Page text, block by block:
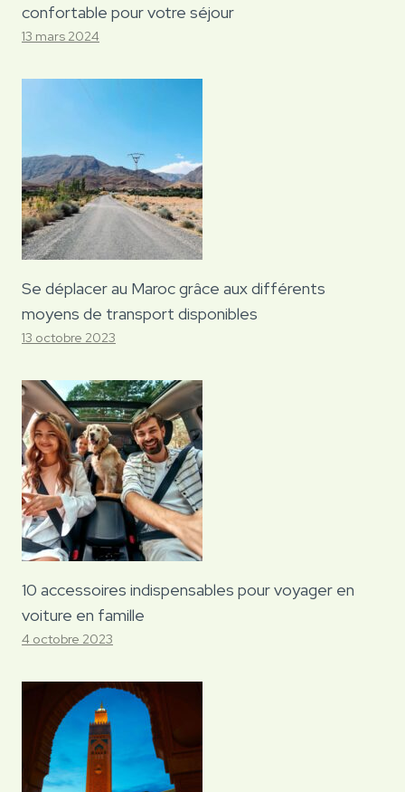
confortable pour votre séjour
13 mars 2024
Se déplacer au Maroc grâce aux différents
moyens de transport disponibles
13 octobre 2023
10 accessoires indispensables pour voyager en
voiture en famille
4 octobre 2023